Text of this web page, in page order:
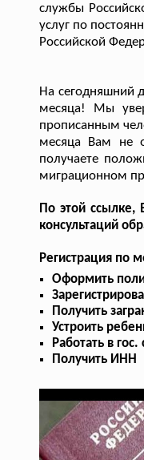
службы
услуг по
Российской
На сегодняшний
месяца! Мы
прописанным
месяца Вам не
получаете
миграционном
По этой
консультаций
Регистрация по
Оформить
Получить
Устроить
Работать в гос.
Получить ИНН